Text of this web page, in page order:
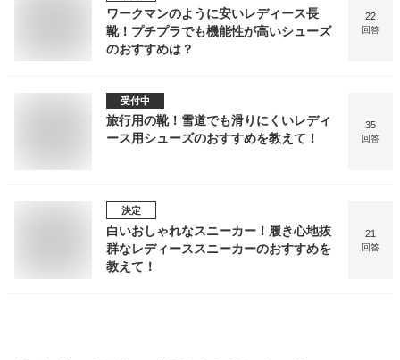
ワークマンのように安いレディース長
靴！プチプラでも機能性が高いシューズ
のおすすめは？
22
回答
受付中
旅行用の靴！雪道でも滑りにくいレディ
ース用シューズのおすすめを教えて！
35
回答
決定
白いおしゃれなスニーカー！履き心地抜
群なレディーススニーカーのおすすめを
教えて！
21
回答